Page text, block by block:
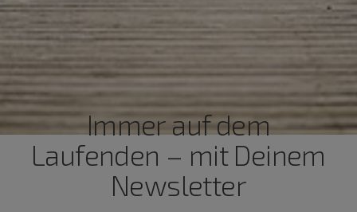
Immer auf dem
Laufenden – mit Deinem
Newsletter